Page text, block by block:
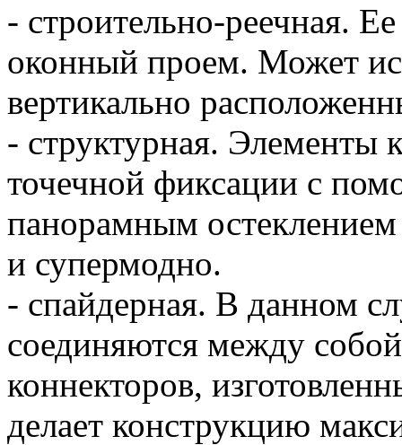
- строительно-реечная.
оконный проем. Может
вертикально
- структурная. Элементы
точечной фиксации с
панорамным остеклением
и супермодно.
- спайдерная. В данном
соединяются между
коннекторов,
делает конструкцию